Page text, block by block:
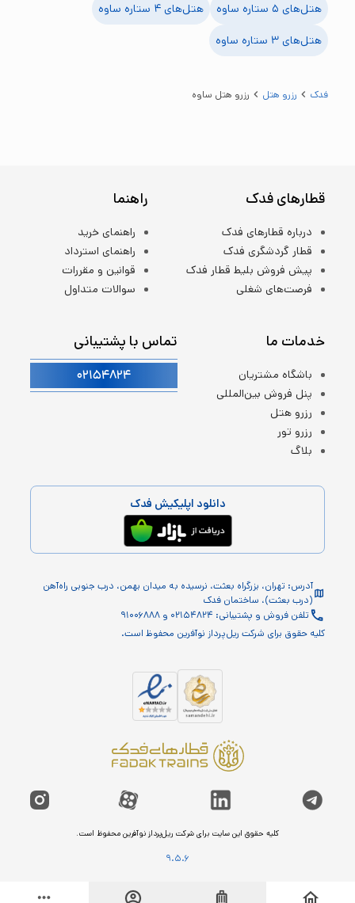
هتل‌های ۵ ستاره ساوه هتل‌های ۴ ستاره
ساوه
هتل‌های ۳ ستاره
ساوه
فدک رزرو هتل رزرو هتل ساوه
قطارهای فدک
درباره قطارهای فدک
قطار گردشگری فدک
پیش فروش بلیط قطار فدک
فرصت‌های شغلی
راهنما
راهنمای خرید
راهنمای استرداد
قوانین و مقررات
سوالات متداول
خدمات ما
باشگاه مشتریان
پنل فروش بین‌المللی
رزرو هتل
رزرو تور
بلاگ
تماس با پشتیبانی
۰۲۱۵۴۸۲۴
دانلود اپلیکیش فدک
آدرس: تهران، بزرگراه بعثت، نرسیده به میدان بهمن، درب جنوبی راه‌آهن
(درب بعثت)، ساختمان فدک
تلفن فروش و پشتیبانی: ۰۲۱۵۴۸۲۴ و ۹۱۰۰۶۸۸۸
کلیه حقوق برای شرکت ریل‌پرداز نوآفرین محفوظ است.
کلیه حقوق این سایت برای شرکت ریل‌پرداز نوآفرین محفوظ است.
9.5.6